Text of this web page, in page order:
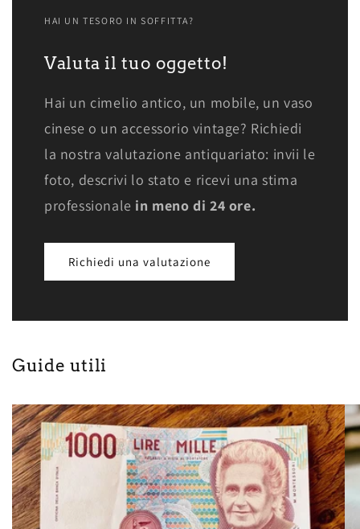
HAI UN TESORO IN SOFFITTA?
Valuta il tuo oggetto!
Hai un cimelio antico, un mobile, un vaso
cinese o un accessorio vintage? Richiedi
la nostra valutazione antiquariato: invii le
foto, descrivi lo stato e ricevi una stima
professionale in meno di 24 ore.
Richiedi una valutazione
Guide utili